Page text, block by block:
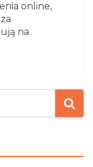
online,
na